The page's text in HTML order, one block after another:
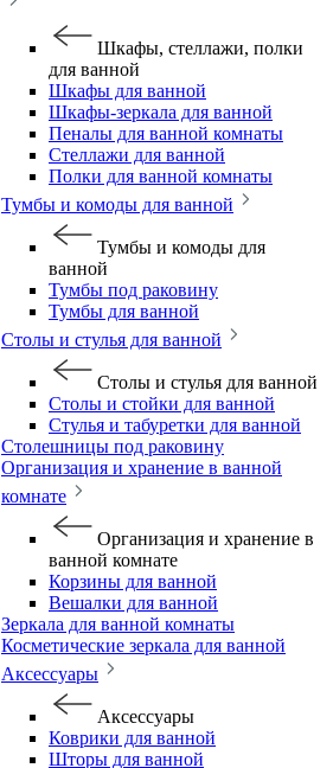
Шкафы, стеллажи, полки
для ванной
Шкафы для ванной
Шкафы-зеркала для ванной
Пеналы для ванной комнаты
Стеллажи для ванной
Полки для ванной комнаты
Тумбы и комоды для ванной
Тумбы и комоды для
ванной
Тумбы под раковину
Тумбы для ванной
Столы и стулья для ванной
Столы и стулья для ванной
Столы и стойки для ванной
Стулья и табуретки для ванной
Столешницы под раковину
Организация и хранение в ванной
комнате
Организация и хранение в
ванной комнате
Корзины для ванной
Вешалки для ванной
Зеркала для ванной комнаты
Косметические зеркала для ванной
Аксессуары
Аксессуары
Коврики для ванной
Шторы для ванной